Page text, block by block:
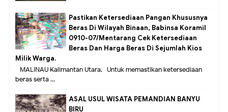
Pastikan Ketersediaan Pangan Khususnya
Beras Di Wilayah Binaan, Babinsa Koramil
0910-07/Mentarang Cek Ketersediaan
Beras Dan Harga Beras Di Sejumlah Kios
Milik Warga.
MALINAU Kalimantan Utara,- Untuk memastikan ketersediaan
beras serta ...
ASAL USUL WISATA PEMANDIAN BANYU
BIRU